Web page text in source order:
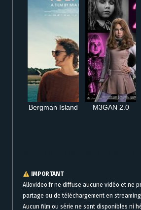
Bergman Island M3GAN 2.0
IMPORTANT
Allovideo.fr ne diffuse aucune vidéo et ne
partage ou de téléchargement en
Aucun film ou série ne sont disponibles ni